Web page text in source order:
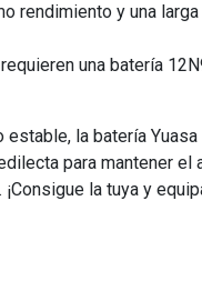
rendimiento y una
una batería
la batería
para mantener el
la tuya y